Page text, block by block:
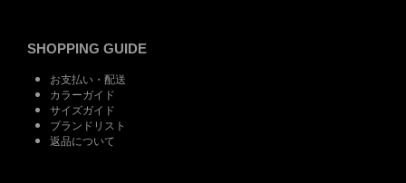
SHOPPING GUIDE
お支払い・配送
カラーガイド
サイズガイド
ブランドリスト
返品について